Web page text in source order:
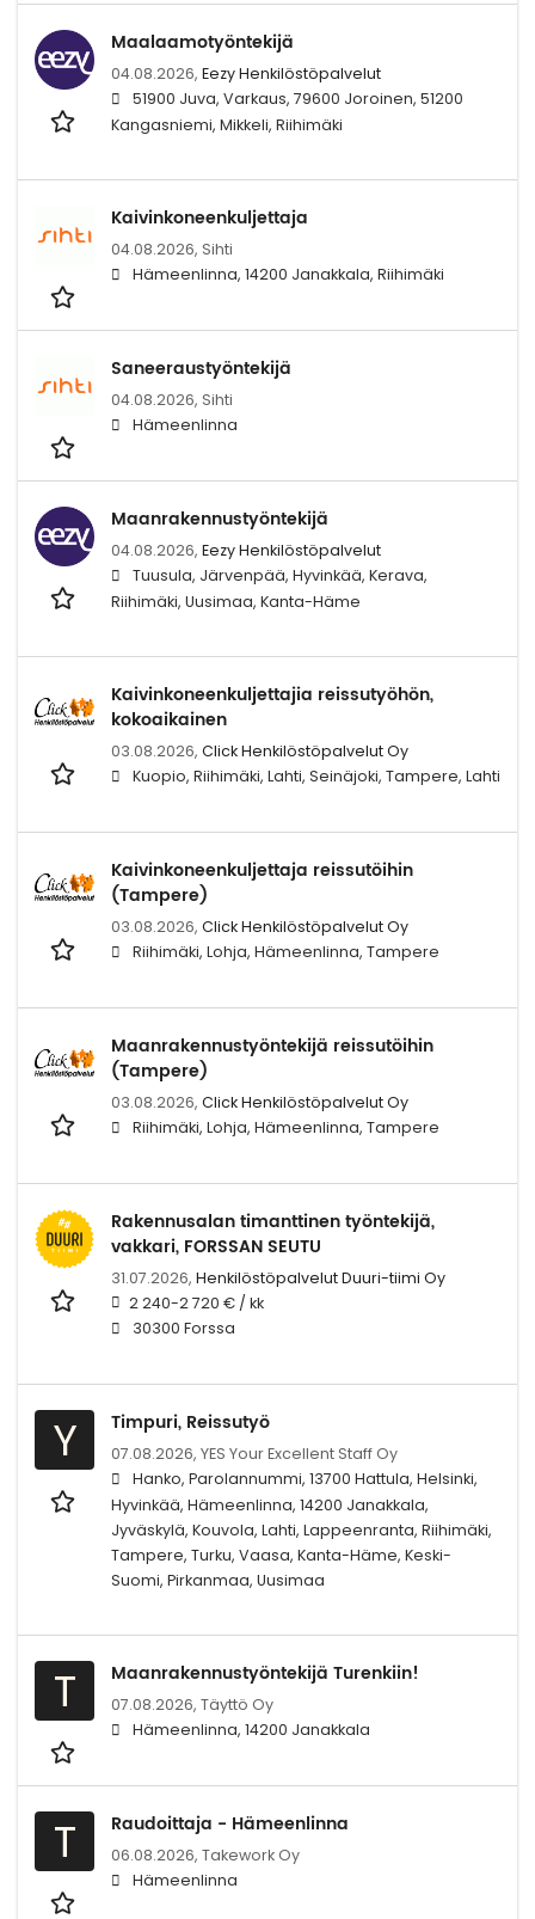
Maalaamotyöntekijä
04.08.2026, Eezy Henkilöstöpalvelut
51900 Juva, Varkaus, 79600 Joroinen, 51200
Kangasniemi, Mikkeli, Riihimäki
Kaivinkoneenkuljettaja
04.08.2026, Sihti
Hämeenlinna, 14200 Janakkala, Riihimäki
Saneeraustyöntekijä
04.08.2026, Sihti
Hämeenlinna
Maanrakennustyöntekijä
04.08.2026, Eezy Henkilöstöpalvelut
Tuusula, Järvenpää, Hyvinkää, Kerava,
Riihimäki, Uusimaa, Kanta-Häme
Kaivinkoneenkuljettajia reissutyöhön,
kokoaikainen
03.08.2026, Click Henkilöstöpalvelut Oy
Kuopio, Riihimäki, Lahti, Seinäjoki, Tampere, Lahti
Kaivinkoneenkuljettaja reissutöihin
(Tampere)
03.08.2026, Click Henkilöstöpalvelut Oy
Riihimäki, Lohja, Hämeenlinna, Tampere
Maanrakennustyöntekijä reissutöihin
(Tampere)
03.08.2026, Click Henkilöstöpalvelut Oy
Riihimäki, Lohja, Hämeenlinna, Tampere
Rakennusalan timanttinen työntekijä,
vakkari, FORSSAN SEUTU
31.07.2026, Henkilöstöpalvelut Duuri-tiimi Oy
2 240-2 720 € / kk
30300 Forssa
Y Timpuri, Reissutyö
07.08.2026, YES Your Excellent Staff Oy
Hanko, Parolannummi, 13700 Hattula, Helsinki,
Hyvinkää, Hämeenlinna, 14200 Janakkala,
Jyväskylä, Kouvola, Lahti, Lappeenranta, Riihimäki,
Tampere, Turku, Vaasa, Kanta-Häme, Keski-
Suomi, Pirkanmaa, Uusimaa
T Maanrakennustyöntekijä Turenkiin!
07.08.2026, Täyttö Oy
Hämeenlinna, 14200 Janakkala
T Raudoittaja - Hämeenlinna
06.08.2026, Takework Oy
Hämeenlinna